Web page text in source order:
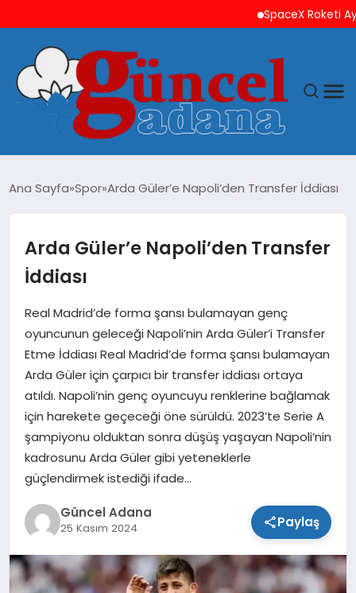
SpaceX Roketi Ay’a
GÜNCEL
YAŞAM
SAĞLIK
SPOR
TEKNOLOJI
Ana Sayfa Spor Arda Güler’e Napoli’den Transfer İddiası
Arda Güler’e Napoli’den Transfer
İddiası
Real Madrid’de forma şansı bulamayan genç
oyuncunun geleceği Napoli’nin Arda Güler’i Transfer
Etme İddiası Real Madrid’de forma şansı bulamayan
Arda Güler için çarpıcı bir transfer iddiası ortaya
atıldı. Napoli’nin genç oyuncuyu renklerine bağlamak
için harekete geçeceği öne sürüldü. 2023’te Serie A
şampiyonu olduktan sonra düşüş yaşayan Napoli’nin
kadrosunu Arda Güler gibi yeteneklerle
güçlendirmek istediği ifade…
Güncel Adana
25 Kasım 2024 Paylaş